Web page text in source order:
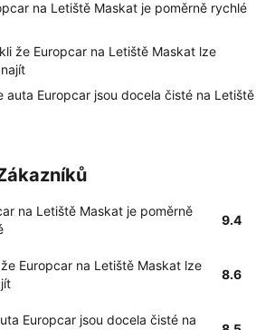
na Letiště Maskat je poměrně rychlé
že Europcar na Letiště Maskat lze
auta Europcar jsou docela čisté na Letiště
na Letiště Maskat je poměrně
9.4
Europcar na Letiště Maskat lze
8.6
Europcar jsou docela čisté na